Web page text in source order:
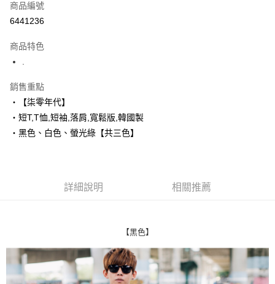
超商取貨付款
街口支付
悠遊付
Google Pay
AFTEE先享後付是「在收到商品之後才付款」的支付方式。 讓您購物簡單
３．安心：先確認商品／服務後，再付款。
【「AFTEE先享後付」結帳流程】
１．於結帳方式選擇「AFTEE先享後付」後，將跳轉至「AFTEE先享後付」
結帳頁面，進行簡訊認證並確認金額後，即可完成結帳。
每筆NT$80，滿NT$1,800(含以上)免運費
先付款後全家取貨
商品編號
6441236
商品特色
銷售重點
‧【柒零年代】
‧短T,T恤,短袖,落肩,寬鬆版,韓國製
‧黑色、白色、螢光綠【共三色】
詳細說明 相關推薦
【黑色】